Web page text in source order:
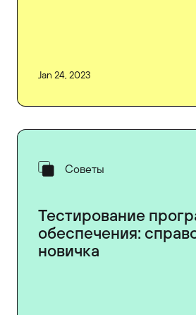
Jan 24, 2023
Советы
Тестирование
обеспечения:
новичка